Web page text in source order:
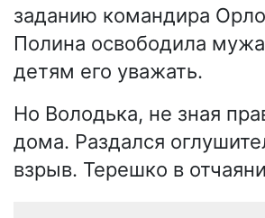
заданию командира
Полина освободила
детям его уважать.
Но Володька, не зная
дома. Раздался
взрыв. Терешко в